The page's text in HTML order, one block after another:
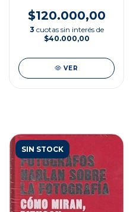
$120.000,00
3 cuotas sin interés de
$40.000,00
VER
SIN STOCK